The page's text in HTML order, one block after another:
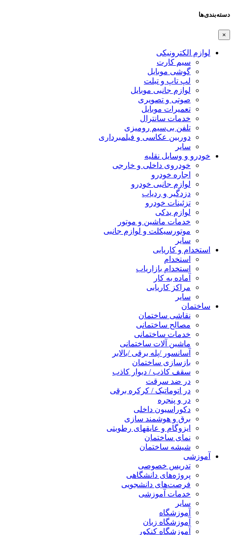
دسته‌بندی‌ها
×
لوازم الکترونیکی
سیم کارت
گوشی موبایل
لپ تاپ و تبلت
لوازم جانبی موبایل
صوتی و تصویری
تعمیرات موبایل
خدمات سانترال
تلفن بی‌سیم رومیزی
دوربین عکاسی و فیلمبرداری
سایر
خودرو و وسایل نقلیه
خودروی داخلی و خارجی
اجاره خودرو
لوازم جانبی خودرو
دزدگیر و ردیاب
تزئینات خودرو
لوازم یدکی
خدمات ماشین و موتور
موتورسیکلت و لوازم جانبی
سایر
استخدام و کاریابی
استخدام
استخدام بازاریاب
آماده به کار
مراکز کاریابی
سایر
ساختمان
نقاشی ساختمان
مصالح ساختمانی
خدمات ساختمانی
ماشین آلات ساختمانی
آسانسور /پله برقی /بالابر
بازسازی ساختمان
سقف کاذب / دیوار کاذب
در ضد سرقت
در اتوماتیک / کرکره برقی
در و پنجره
دکوراسیون داخلی
برق و هوشمند سازی
ایزوگام و عایقهای رطوبتی
نمای ساختمان
شیشه ساختمان
آموزشی
تدریس خصوصی
پروژه‌های دانشگاهی
فرصت‌های دانشجویی
خدمات آموزشی
سایر
آموزشگاه
آموزشگاه زبان
آموزشگاه کنکور